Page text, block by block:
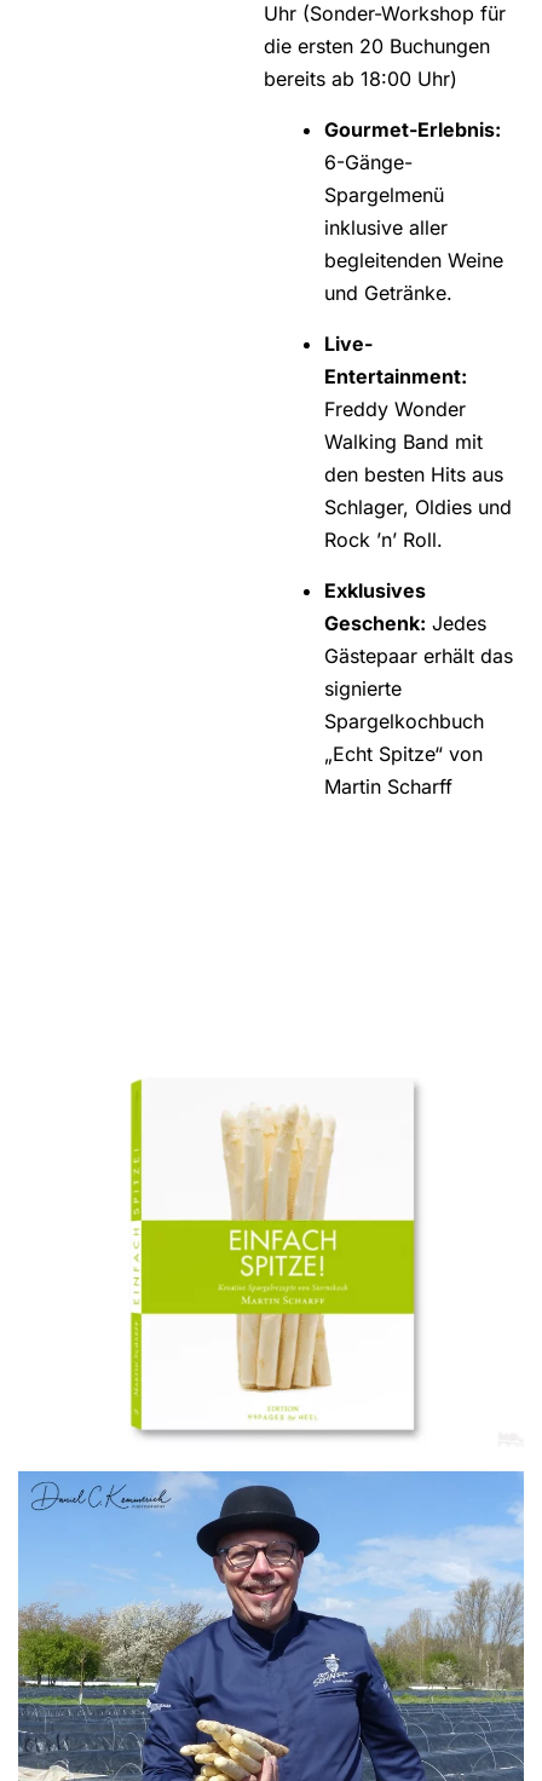
Uhr (Sonder-Workshop für
die ersten 20 Buchungen
bereits ab 18:00 Uhr)
Gourmet-Erlebnis:
6-Gänge-
Spargelmenü
inklusive aller
begleitenden Weine
und Getränke.
Live-
Entertainment:
Freddy Wonder
Walking Band mit
den besten Hits aus
Schlager, Oldies und
Rock ’n’ Roll.
Exklusives
Geschenk: Jedes
Gästepaar erhält das
signierte
Spargelkochbuch
„Echt Spitze“ von
Martin Scharff